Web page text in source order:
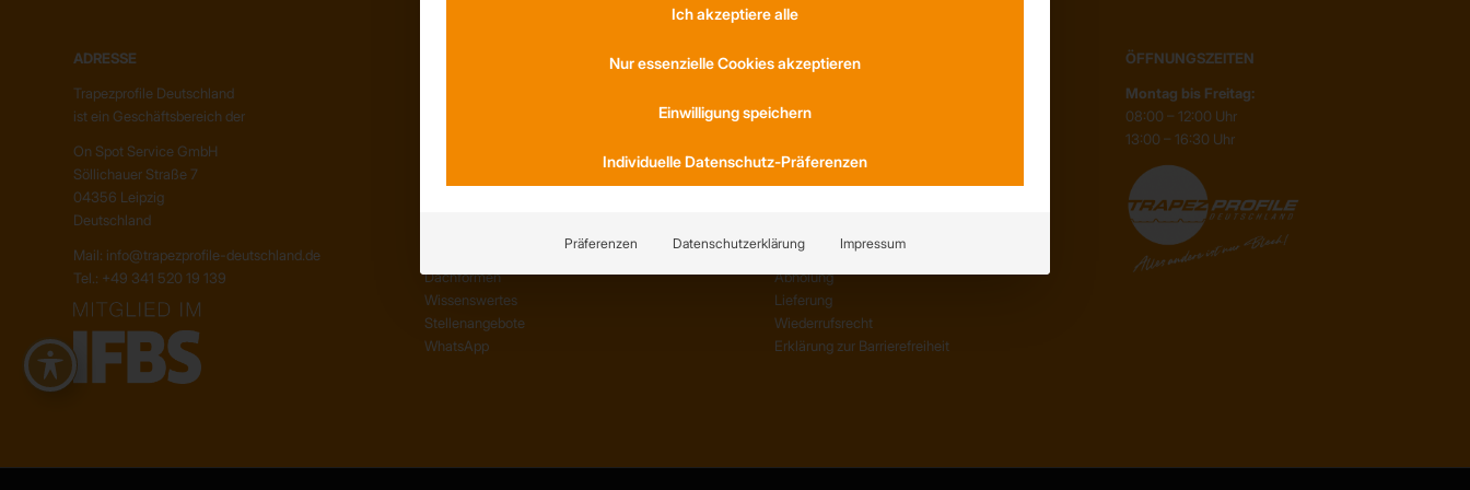
ADRESSE
Trapezprofile Deutschland
ist ein Geschäftsbereich der
On Spot Service GmbH
Söllichauer Straße 7
04356 Leipzig
Deutschland
Mail: info@trapezprofile-deutschland.de
Tel.: +49 341 520 19 139
Dachformen
Wissenswertes
Stellenangebote
WhatsApp
KONTAKT
Social Media
AGB
Abholung
Lieferung
Wiederrufsrecht
Erklärung zur Barrierefreiheit
ÖFFNUNGSZEITEN
Montag bis Freitag:
08:00 – 12:00 Uhr
13:00 – 16:30 Uhr
Ich akzeptiere alle
Nur essenzielle Cookies akzeptieren
Einwilligung speichern
Individuelle Datenschutz-Präferenzen
Präferenzen Datenschutzerklärung Impressum